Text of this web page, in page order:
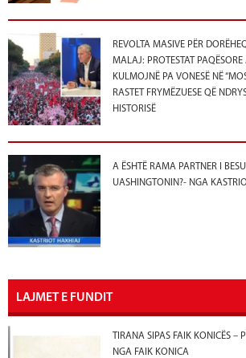
REVOLTA MASIVE PËR
MALAJ: PROTESTAT PAQËSORE
KULMOJNË PA VONESË NË
RASTET FRYMËZUESE QË
HISTORISË
A ËSHTË RAMA PARTNER I
UASHINGTONIN?- NGA
LAJMET E FUNDIT
TIRANA SIPAS FAIK KONICËS –
NGA FAIK KONICA